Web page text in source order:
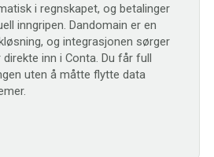
i regnskapet, og betalinger
inngripen. Dandomain er en
og integrasjonen sørger
inn i Conta. Du får full
uten å måtte flytte data